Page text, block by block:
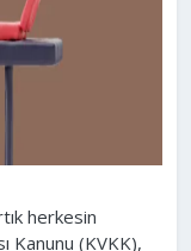
herkesin
Kanunu (KVKK),